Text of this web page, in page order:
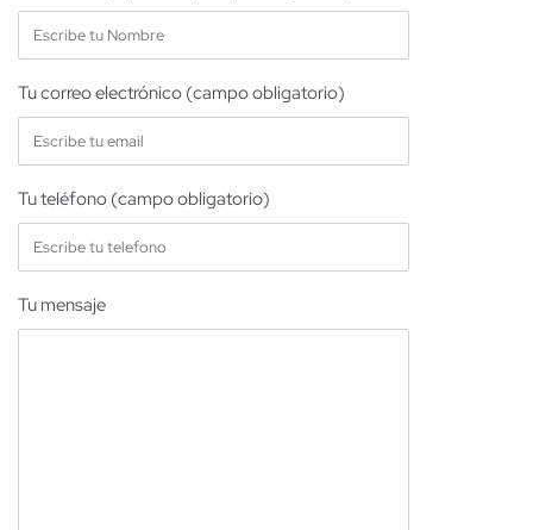
Tu correo electrónico (campo obligatorio)
Tu teléfono (campo obligatorio)
Tu mensaje